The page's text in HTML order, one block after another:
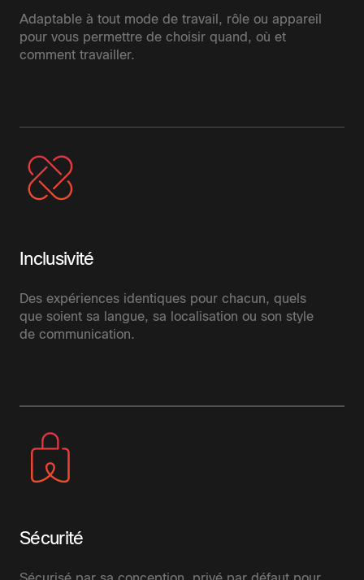
Adaptable à tout mode de travail, rôle ou appareil
pour vous permettre de choisir quand, où et
comment travailler.
Inclusivité
Des expériences identiques pour chacun, quels
que soient sa langue, sa localisation ou son style
de communication.
Sécurité